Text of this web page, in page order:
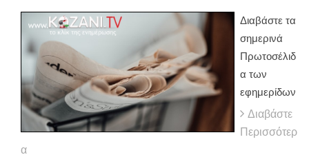
Διαβάστε τα
σημερινά
Πρωτοσέλιδ
α των
εφημερίδων
Διαβάστε
Περισσότερ
α